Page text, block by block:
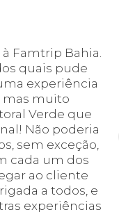
Famtrip Bahia.
quais pude
experiência
mas muito
Verde que
Não poderia
sem exceção,
cada um dos
ao cliente
a todos, e
experiências